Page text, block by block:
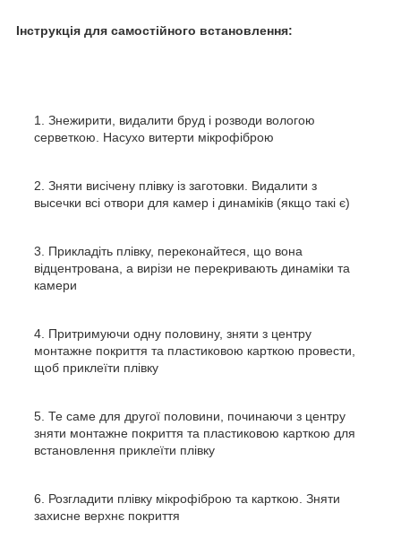
Інструкція для самостійного встановлення:
Знежирити, видалити бруд і розводи вологою
серветкою. Насухо витерти мікрофіброю
Зняти висічену плівку із заготовки. Видалити з
высечки всі отвори для камер і динаміків (якщо такі є)
Прикладіть плівку, переконайтеся, що вона
відцентрована, а вирізи не перекривають динаміки та
камери
Притримуючи одну половину, зняти з центру
монтажне покриття та пластиковою карткою провести,
щоб приклеїти плівку
Те саме для другої половини, починаючи з центру
зняти монтажне покриття та пластиковою карткою для
встановлення приклеїти плівку
Розгладити плівку мікрофіброю та карткою. Зняти
захисне верхнє покриття